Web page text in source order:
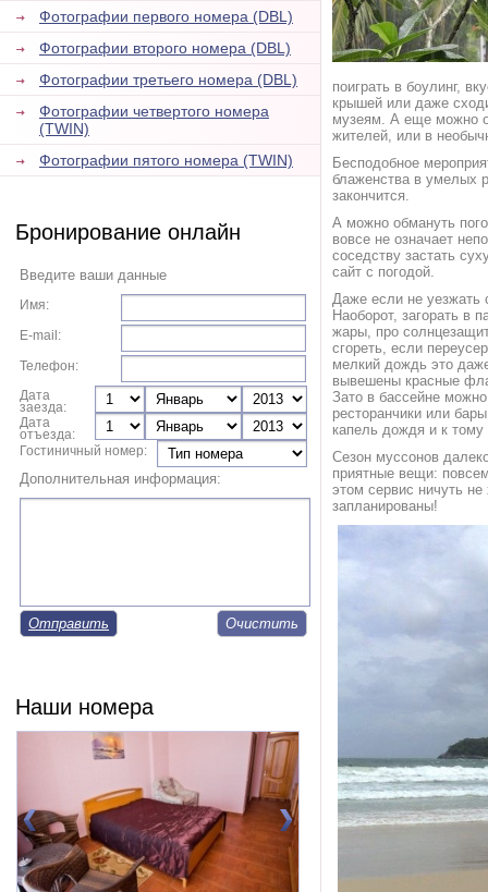
Фотографии первого номера (DBL)
Фотографии второго номера (DBL)
Фотографии третьего номера (DBL)
Фотографии четвертого номера
(TWIN)
Фотографии пятого номера (TWIN)
Бронирование онлайн
Введите ваши данные
Имя:
E-mail:
Телефон:
Дата
заезда:
Дата
отъезда:
Гостиничный номер:
Дополнительная информация:
Отправить
Наши номера
поиграть в боулинг,
крышей или даже
музеям. А еще можно
жителей, или в
Бесподобное
блаженства в умелых
закончится.
А можно обмануть
вовсе не означает
соседству застать
сайт с погодой.
Даже если не уезжать
Наоборот, загорать в
жары, про
сгореть, если
мелкий дождь это
вывешены красные
Зато в бассейне
ресторанчики или
капель дождя и к тому
Сезон муссонов
приятные вещи:
этом сервис ничуть
запланированы!